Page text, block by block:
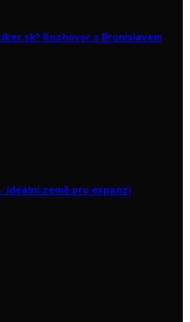
Rozhovor s Bronislavem
ideální země pro expanzi